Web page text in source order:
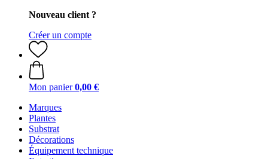
Nouveau client ?
Créer un compte
Mon panier 0,00 €
Marques
Plantes
Substrat
Décorations
Équipement technique